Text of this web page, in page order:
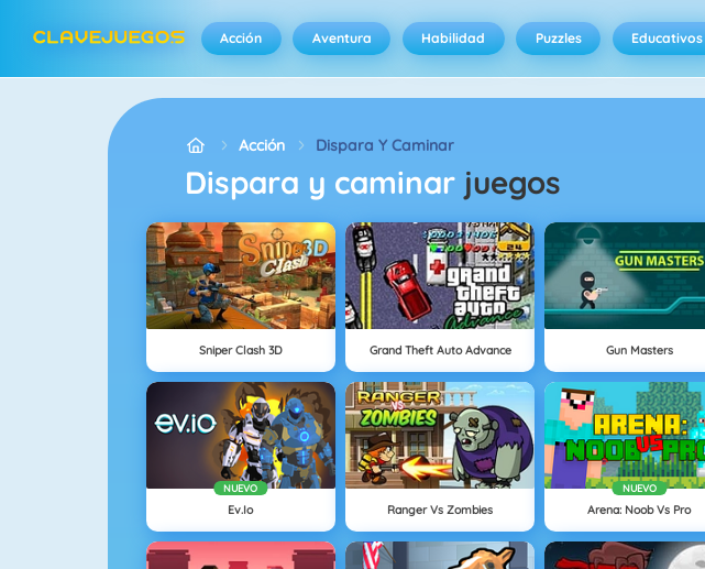
Acción Aventura Habilidad Puzzles Educativos
Acción Dispara Y Caminar
Dispara y caminar juegos
Sniper Clash 3D Grand Theft Auto Advance Gun Masters
NUEVO
Ev.io Ranger Vs Zombies
NUEVO
Arena: Noob Vs Pro